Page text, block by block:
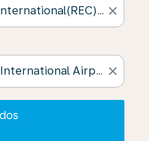
close
close